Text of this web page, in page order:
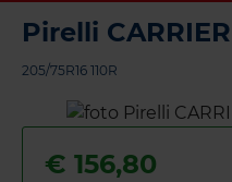
Pirelli
205/75R16 110R
€ 156,80